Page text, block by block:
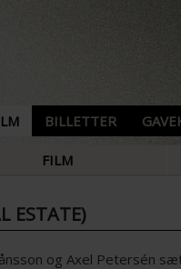
BILLETTER
FILM
ESTATE)
og Axel Petersén